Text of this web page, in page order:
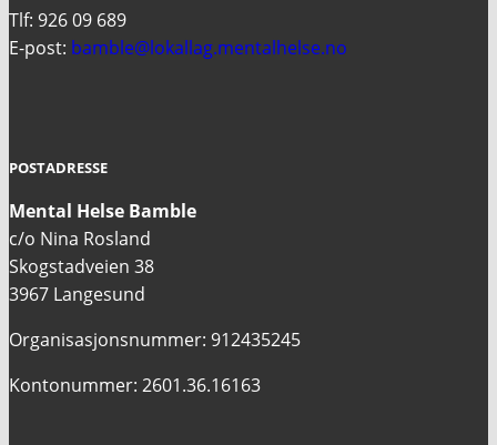
Tlf: 926 09 689
E-post: bamble@lokallag.mentalhelse.no
POSTADRESSE
Mental Helse Bamble
c/o Nina Rosland
Skogstadveien 38
3967 Langesund
Organisasjonsnummer: 912435245
Kontonummer: 2601.36.16163